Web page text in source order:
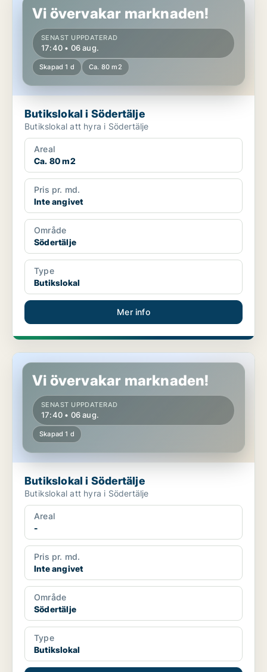
Vi övervakar marknaden!
SENAST UPPDATERAD
17:40 • 06 aug.
Skapad 1 d Ca. 80 m2
Butikslokal i Södertälje
Butikslokal att hyra i Södertälje
Areal
Ca. 80 m2
Pris pr. md.
Inte angivet
Område
Södertälje
Type
Butikslokal
Mer info
Butikslokal i Södertälje
Vi övervakar marknaden!
SENAST UPPDATERAD
17:40 • 06 aug.
Skapad 1 d
Butikslokal i Södertälje
Butikslokal att hyra i Södertälje
Areal
-
Pris pr. md.
Inte angivet
Område
Södertälje
Type
Butikslokal